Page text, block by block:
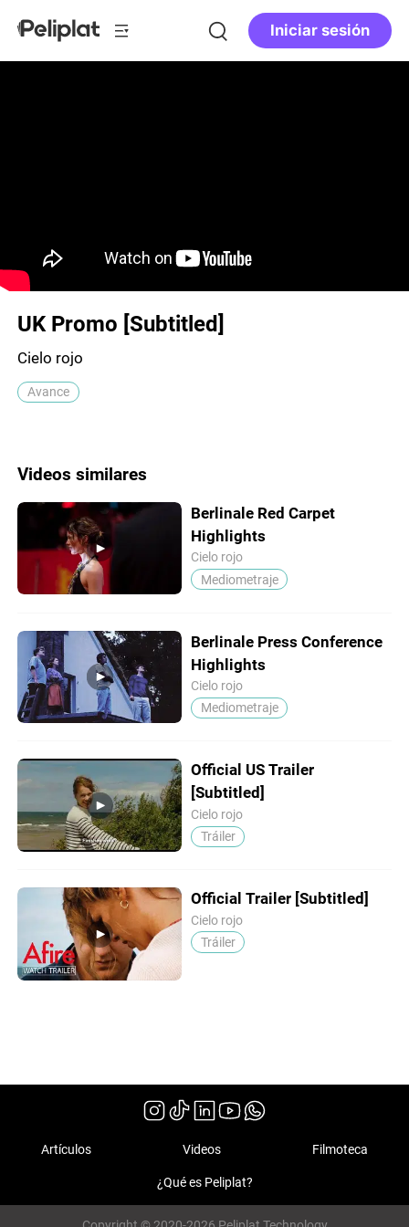
Iniciar sesión
UK Promo [Subtitled]
Cielo rojo
Avance
Videos similares
Berlinale Red Carpet
Highlights
Cielo rojo
Mediometraje
Berlinale Press Conference
Highlights
Cielo rojo
Mediometraje
Official US Trailer
[Subtitled]
Cielo rojo
Tráiler
Official Trailer [Subtitled]
Cielo rojo
Tráiler
Artículos Videos Filmoteca
¿Qué es Peliplat?